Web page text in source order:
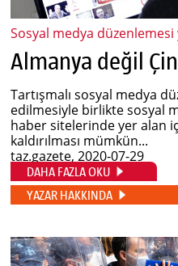
Sosyal medya düzenlemesi
Almanya değil
Tartışmalı sosyal medya
edilmesiyle birlikte sosyal
haber sitelerinde yer alan
kaldırılması mümkün...
taz.gazete, 2020-07-29
DAHA FAZLA OKU
YAZAR HAKKINDA